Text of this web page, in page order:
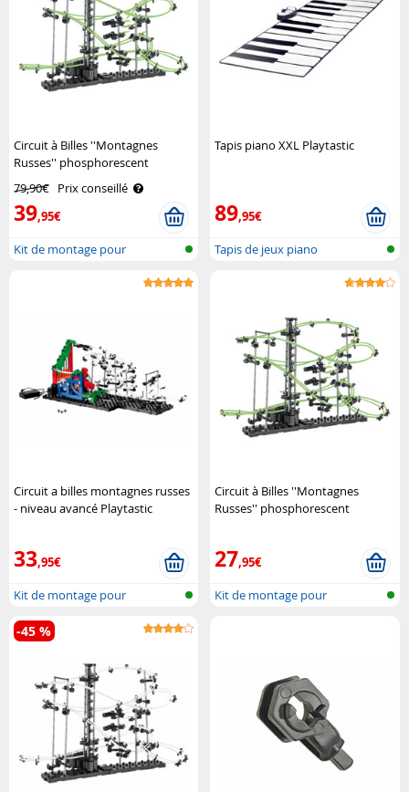
Circuit à Billes ''Montagnes
Russes'' phosphorescent
79,90€ Prix conseillé
39,95€
Kit de montage pour
Tapis piano XXL Playtastic
89,95€
Tapis de jeux piano
Circuit a billes montagnes russes
- niveau avancé Playtastic
33,95€
Kit de montage pour
montagne russe ..
Circuit à Billes ''Montagnes
Russes'' phosphorescent
27,95€
Kit de montage pour
-45 %